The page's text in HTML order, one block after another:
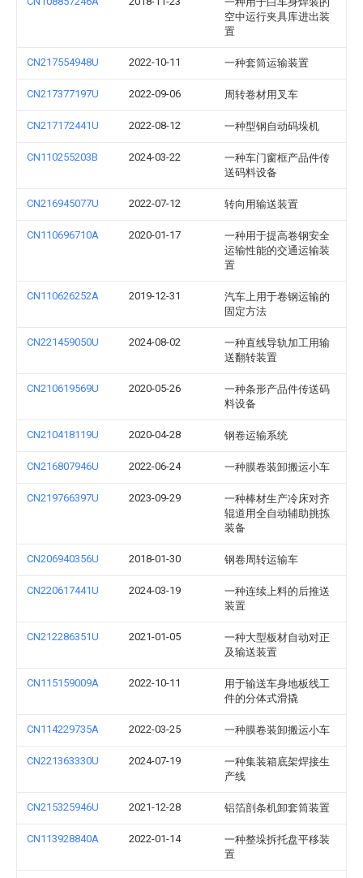
空中运行夹具库进出装
置
CN217554948U 2022-10-11 一种套筒运输装置
CN217377197U 2022-09-06 周转卷材用叉车
CN217172441U 2022-08-12 一种型钢自动码垛机
CN110255203B 2024-03-22
一种车门窗框产品件传
送码料设备
CN216945077U 2022-07-12 转向用输送装置
CN110696710A 2020-01-17
一种用于提高卷钢安全
运输性能的交通运输装
置
CN110626252A 2019-12-31
汽车上用于卷钢运输的
固定方法
CN221459050U 2024-08-02
一种直线导轨加工用输
送翻转装置
CN210619569U 2020-05-26
一种条形产品件传送码
料设备
CN210418119U 2020-04-28 钢卷运输系统
CN216807946U 2022-06-24 一种膜卷装卸搬运小车
CN219766397U 2023-09-29
一种棒材生产冷床对齐
辊道用全自动辅助挑拣
装备
CN206940356U 2018-01-30 钢卷周转运输车
CN220617441U 2024-03-19
一种连续上料的后推送
装置
CN212286351U 2021-01-05
一种大型板材自动对正
及输送装置
CN115159009A 2022-10-11
用于输送车身地板线工
件的分体式滑撬
CN114229735A 2022-03-25 一种膜卷装卸搬运小车
CN221363330U 2024-07-19
一种集装箱底架焊接生
产线
CN215325946U 2021-12-28 铝箔剖条机卸套筒装置
CN113928840A 2022-01-14
一种整垛拆托盘平移装
置